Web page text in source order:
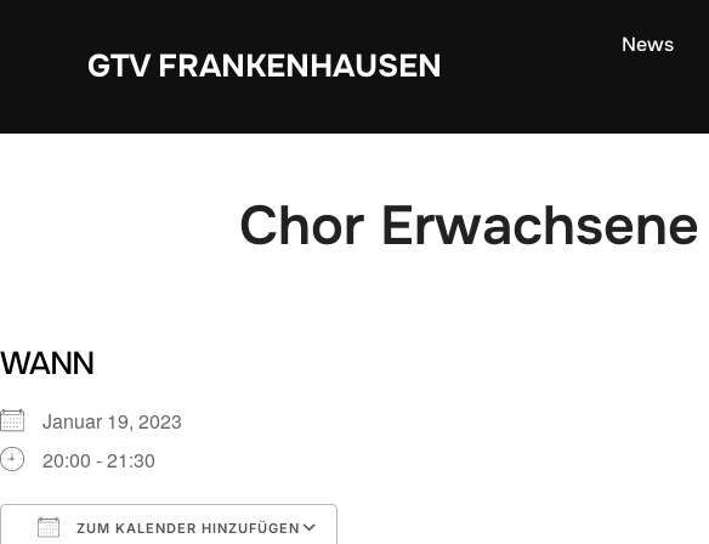
GTV FRANKENHAUSEN
News
Chor Erwachsene
WANN
Januar 19, 2023
20:00 - 21:30
ZUM KALENDER HINZUFÜGEN